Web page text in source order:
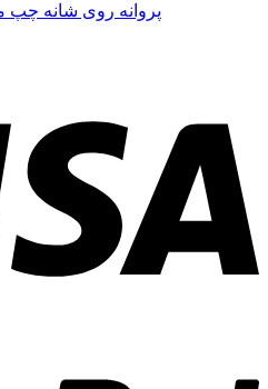
پروانه روی شانه